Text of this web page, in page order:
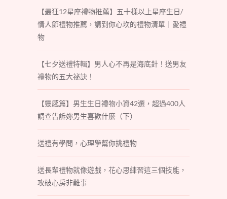
【最狂12星座禮物推薦】五十樣以上星座生日/
情人節禮物推薦，講到你心坎的禮物清單｜愛禮
物
【七夕送禮特輯】男人心不再是海底針！送男友
禮物的五大祕訣！
【靈感篇】男生生日禮物小資42選，超過400人
調查告訴妳男生喜歡什麼（下）
送禮有學問，心理學幫你挑禮物
送長輩禮物就像遊戲，花心思練習這三個技能，
攻破心房非難事